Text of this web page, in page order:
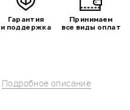
Подробное описание
Гарантия
и поддержка
Принимаем
все виды оплат